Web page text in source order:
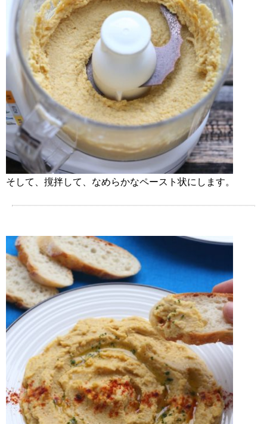
そして、撹拌して、なめらかなペースト状にします。